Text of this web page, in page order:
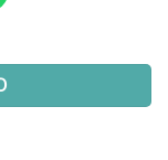
AZUL (PAR)